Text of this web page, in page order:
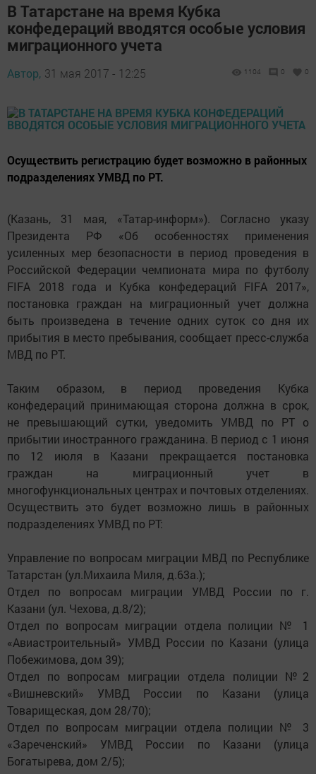
В Татарстане на время Кубка
конфедераций вводятся особые условия
миграционного учета
Автор, 31 мая 2017 - 12:25 1104 0 0
Осуществить регистрацию будет возможно в районных
подразделениях УМВД по РТ.
(Казань, 31 мая, «Татар-информ»). Согласно указу
Президента РФ «Об особенностях применения
усиленных мер безопасности в период проведения в
Российской Федерации чемпионата мира по футболу
FIFA 2018 года и Кубка конфедераций FIFA 2017»,
постановка граждан на миграционный учет должна
быть произведена в течение одних суток со дня их
прибытия в место пребывания, сообщает пресс-служба
МВД по РТ.
Таким образом, в период проведения Кубка
конфедераций принимающая сторона должна в срок,
не превышающий сутки, уведомить УМВД по РТ о
прибытии иностранного гражданина. В период с 1 июня
по 12 июля в Казани прекращается постановка
граждан на миграционный учет в
многофункциональных центрах и почтовых отделениях.
Осуществить это будет возможно лишь в районных
подразделениях УМВД по РТ:
Управление по вопросам миграции МВД по Республике
Татарстан (ул.Михаила Миля, д.63а.);
Отдел по вопросам миграции УМВД России по г.
Казани (ул. Чехова, д.8/2);
Отдел по вопросам миграции отдела полиции № 1
«Авиастроительный» УМВД России по Казани (улица
Побежимова, дом 39);
Отдел по вопросам миграции отдела полиции №2
«Вишневский» УМВД России по Казани (улица
Товарищеская, дом 28/70);
Отдел по вопросам миграции отдела полиции № 3
«Зареченский» УМВД России по Казани (улица
Богатырева, дом 2/5);